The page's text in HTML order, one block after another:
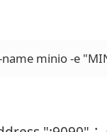
minio -e